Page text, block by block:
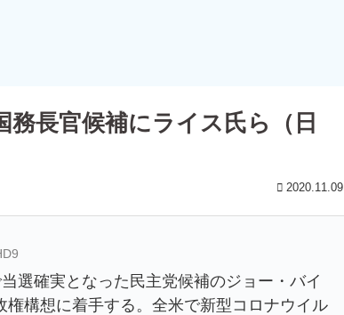
長官候補にライス氏ら（日
2020.11.09
選確実となった民主党候補のジョー・バイ
構想に着手する。全米で新型コロナウイル